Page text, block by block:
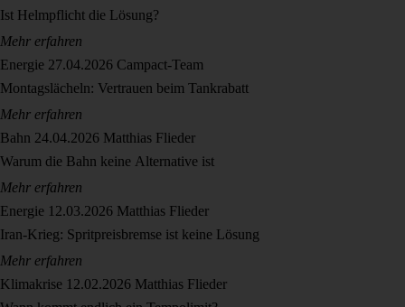
Ist Helmpflicht die Lösung?
Mehr erfahren
Energie 27.04.2026 Campact-Team
Montagslächeln: Vertrauen beim Tankrabatt
Mehr erfahren
Bahn 24.04.2026 Matthias Flieder
Warum die Bahn keine Alternative ist
Mehr erfahren
Energie 12.03.2026 Matthias Flieder
Iran-Krieg: Spritpreisbremse ist keine Lösung
Mehr erfahren
Klimakrise 12.02.2026 Matthias Flieder